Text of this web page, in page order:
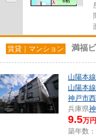
賃貸｜マンション 満福
山陽本線
山陽本線
神戸市
兵庫県
9.5万円
築年数